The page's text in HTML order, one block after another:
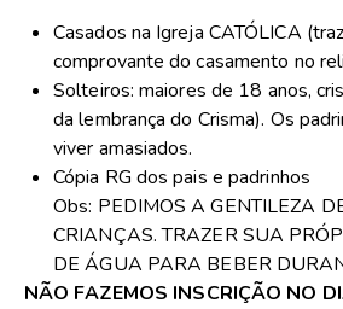
Casados na Igreja CATÓLICA
comprovante do casamento no
Solteiros: maiores de 18 anos,
da lembrança do Crisma). Os
viver amasiados.
Cópia RG dos pais e padrinhos
Obs: PEDIMOS A GENTILEZA
CRIANÇAS. TRAZER SUA
DE ÁGUA PARA BEBER
NÃO FAZEMOS INSCRIÇÃO NO